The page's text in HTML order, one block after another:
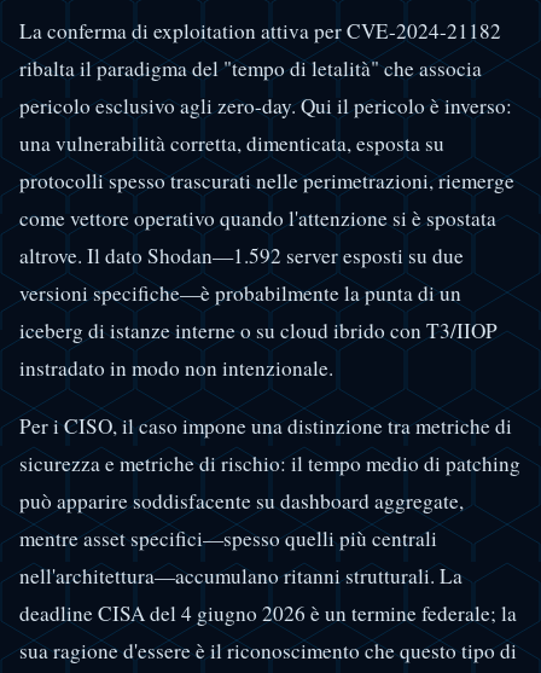
La conferma di exploitation attiva per CVE-2024-21182
ribalta il paradigma del "tempo di letalità" che associa
pericolo esclusivo agli zero-day. Qui il pericolo è inverso:
una vulnerabilità corretta, dimenticata, esposta su
protocolli spesso trascurati nelle perimetrazioni, riemerge
come vettore operativo quando l'attenzione si è spostata
altrove. Il dato Shodan—1.592 server esposti su due
versioni specifiche—è probabilmente la punta di un
iceberg di istanze interne o su cloud ibrido con T3/IIOP
instradato in modo non intenzionale.
Per i CISO, il caso impone una distinzione tra metriche di
sicurezza e metriche di rischio: il tempo medio di patching
può apparire soddisfacente su dashboard aggregate,
mentre asset specifici—spesso quelli più centrali
nell'architettura—accumulano ritanni strutturali. La
deadline CISA del 4 giugno 2026 è un termine federale; la
sua ragione d'essere è il riconoscimento che questo tipo di